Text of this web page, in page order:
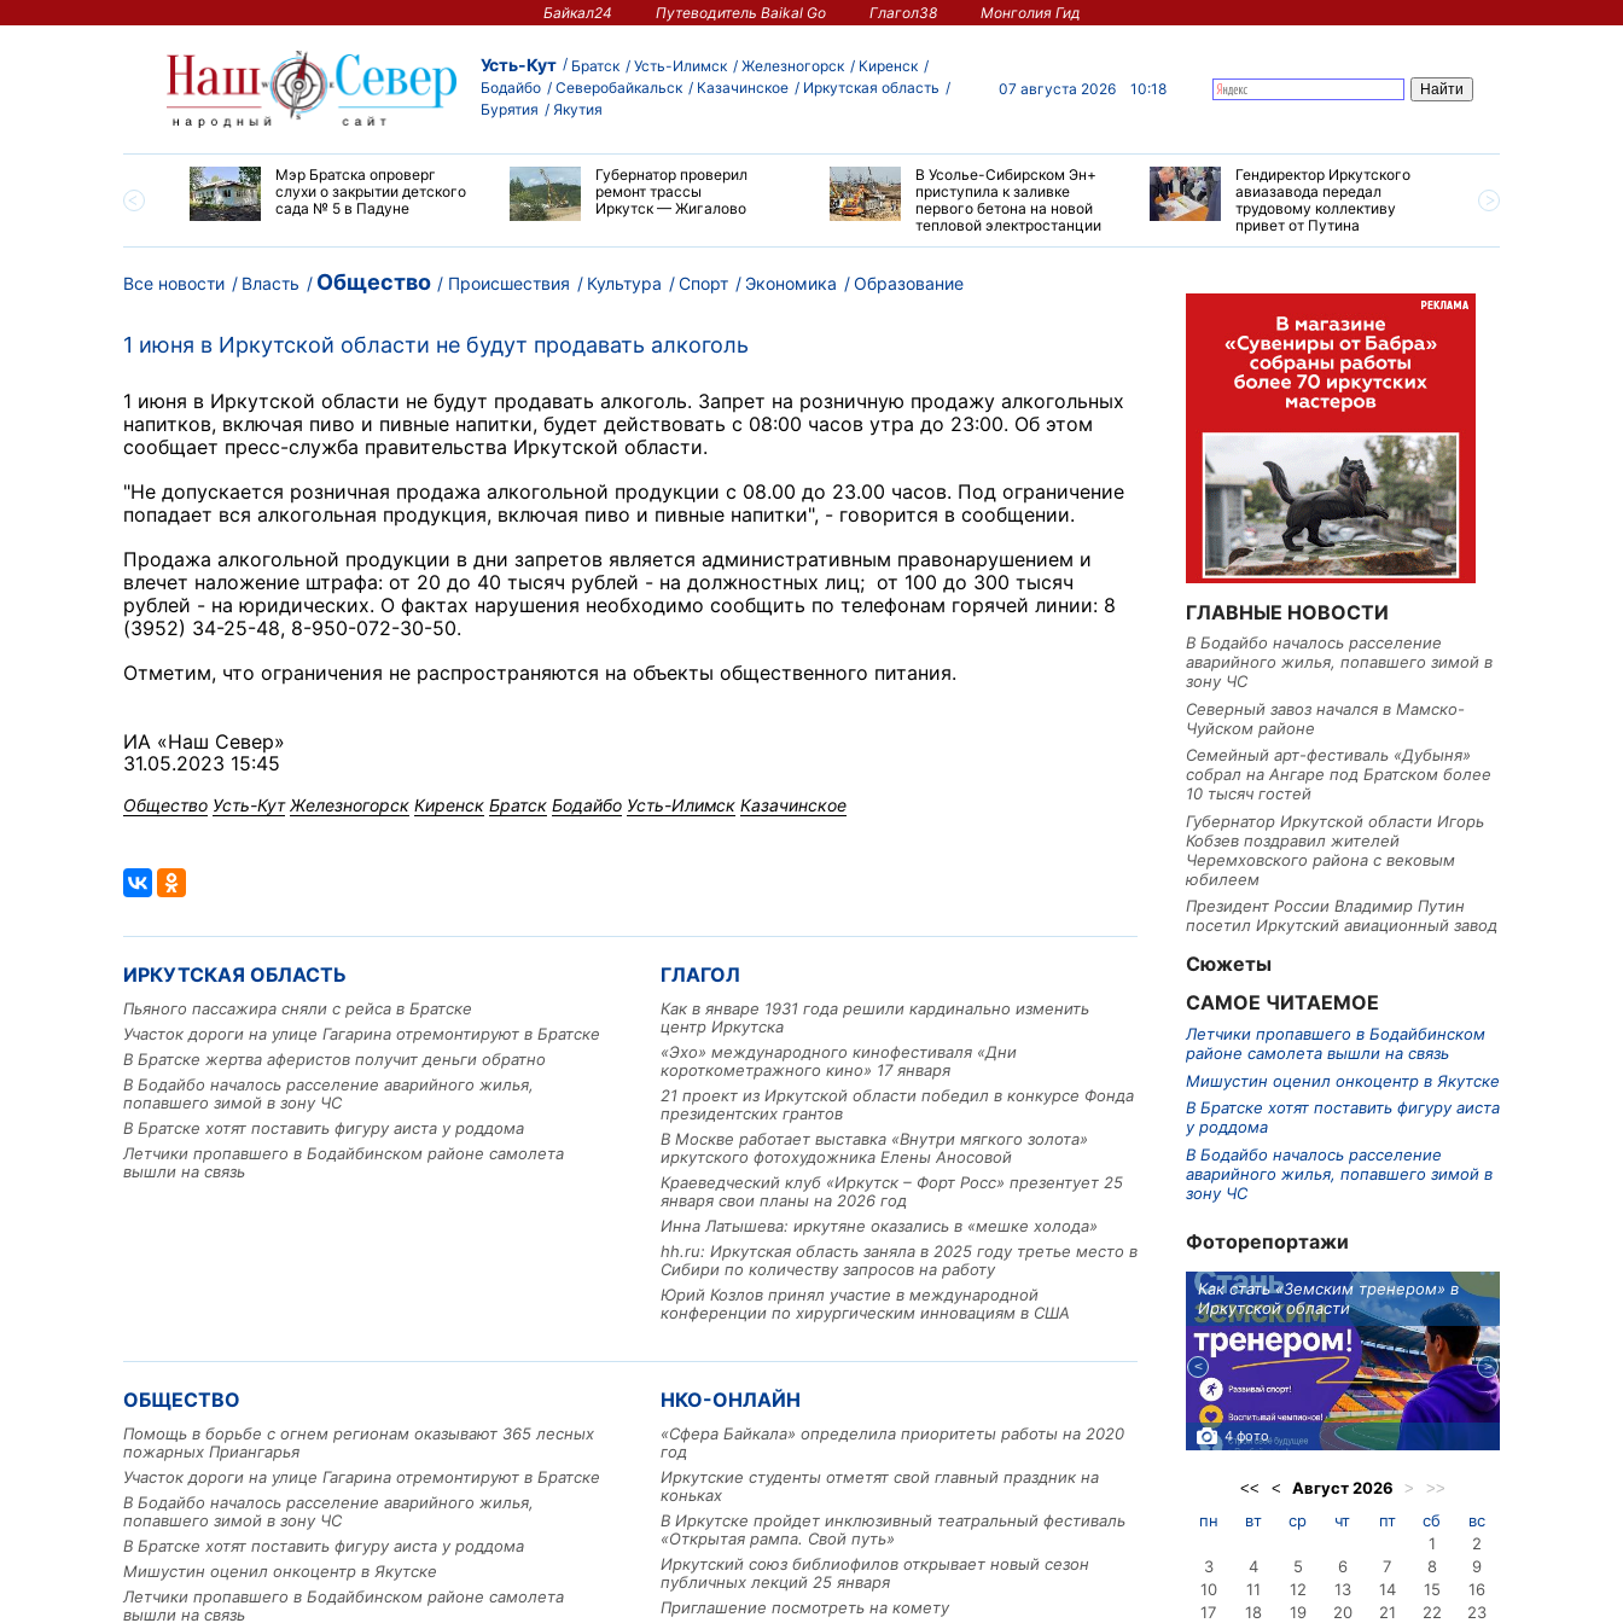
Байкал24 Путеводитель Baikal Go Глагол38 Монголия Гид
Усть-Кут Братск Усть-Илимск Железногорск
Киренск
Бодайбо
Северобайкальск Казачинское
Иркутская область
Бурятия
Якутия
07 августа 2026 10:18
Мэр Братска опроверг
слухи о закрытии детского
сада № 5 в Падуне
Губернатор проверил
ремонт трассы
Иркутск — Жигалово
В Усолье-Сибирском Эн+
приступила к заливке
первого бетона на новой
тепловой электростанции
Гендиректор Иркутского
авиазавода передал
трудовому коллективу
привет от Путина
Все новости Власть Общество Происшествия Культура Спорт Экономика Образование
1 июня в Иркутской области не будут продавать алкоголь
1 июня в Иркутской области не будут продавать алкоголь. Запрет на розничную продажу алкогольных
напитков, включая пиво и пивные напитки, будет действовать с 08:00 часов утра до 23:00. Об этом
сообщает пресс-служба правительства Иркутской области.
"Не допускается розничная продажа алкогольной продукции с 08.00 до 23.00 часов. Под ограничение
попадает вся алкогольная продукция, включая пиво и пивные напитки", - говорится в сообщении.
Продажа алкогольной продукции в дни запретов является административным правонарушением и
влечет наложение штрафа: от 20 до 40 тысяч рублей - на должностных лиц; от 100 до 300 тысяч
рублей - на юридических. О фактах нарушения необходимо сообщить по телефонам горячей линии: 8
(3952) 34-25-48, 8-950-072-30-50.
Отметим, что ограничения не распространяются на объекты общественного питания.
ИА «Наш Север»
31.05.2023 15:45
Общество Усть-Кут Железногорск Киренск Братск Бодайбо Усть-Илимск Казачинское
ИРКУТСКАЯ ОБЛАСТЬ
Пьяного пассажира сняли с рейса в Братске
Участок дороги на улице Гагарина отремонтируют в Братске
В Братске жертва аферистов получит деньги обратно
В Бодайбо началось расселение аварийного жилья,
попавшего зимой в зону ЧС
В Братске хотят поставить фигуру аиста у роддома
Летчики пропавшего в Бодайбинском районе самолета
вышли на связь
ГЛАГОЛ
Как в январе 1931 года решили кардинально изменить
центр Иркутска
«Эхо» международного кинофестиваля «Дни
короткометражного кино» 17 января
21 проект из Иркутской области победил в конкурсе Фонда
президентских грантов
В Москве работает выставка «Внутри мягкого золота»
иркутского фотохудожника Елены Аносовой
Краеведческий клуб «Иркутск – Форт Росс» презентует 25
января свои планы на 2026 год
Инна Латышева: иркутяне оказались в «мешке холода»
hh.ru: Иркутская область заняла в 2025 году третье место в
Сибири по количеству запросов на работу
Юрий Козлов принял участие в международной
конференции по хирургическим инновациям в США
ОБЩЕСТВО
Помощь в борьбе с огнем регионам оказывают 365 лесных
пожарных Приангарья
Участок дороги на улице Гагарина отремонтируют в Братске
В Бодайбо началось расселение аварийного жилья,
попавшего зимой в зону ЧС
В Братске хотят поставить фигуру аиста у роддома
Мишустин оценил онкоцентр в Якутске
Летчики пропавшего в Бодайбинском районе самолета
вышли на связь
НКО-ОНЛАЙН
«Сфера Байкала» определила приоритеты работы на 2020
год
Иркутские студенты отметят свой главный праздник на
коньках
В Иркутске пройдет инклюзивный театральный фестиваль
«Открытая рампа. Свой путь»
Иркутский союз библиофилов открывает новый сезон
публичных лекций 25 января
Приглашение посмотреть на комету
ГЛАВНЫЕ НОВОСТИ
В Бодайбо началось расселение
аварийного жилья, попавшего зимой в
зону ЧС
Северный завоз начался в Мамско-
Чуйском районе
Семейный арт-фестиваль «Дубыня»
собрал на Ангаре под Братском более
10 тысяч гостей
Губернатор Иркутской области Игорь
Кобзев поздравил жителей
Черемховского района с вековым
юбилеем
Президент России Владимир Путин
посетил Иркутский авиационный завод
Сюжеты
САМОЕ ЧИТАЕМОЕ
Летчики пропавшего в Бодайбинском
районе самолета вышли на связь
Мишустин оценил онкоцентр в Якутске
В Братске хотят поставить фигуру аиста
у роддома
В Бодайбо началось расселение
аварийного жилья, попавшего зимой в
зону ЧС
Фоторепортажи
Льготный заём в 9 миллионов
рублей получит
машиностроительное предприятие
3 фото
Как стать «Земским тренером» в
Иркутской области
4 фото
<< < Август2026 > >>
пн вт ср чт пт сб
вс
1
2
3
4 5 6 7 8
9
10
11 12 13 14 15
16
17
18 19 20 21 22 23